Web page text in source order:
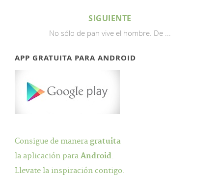
SIGUIENTE
No sólo de pan vive el hombre. De ...
APP GRATUITA PARA ANDROID
Consigue de manera gratuita
la aplicación para Android.
Llevate la inspiración contigo.